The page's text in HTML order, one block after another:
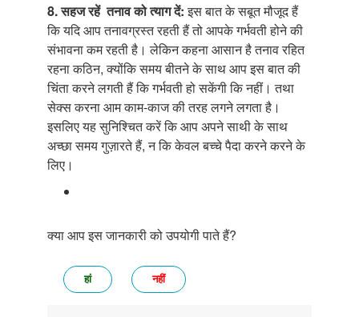
8. सहज रहें तनाव को त्याग दें:इस बात के सबूत मौजूद हैं
कि यदि आप तनावग्रस्त रहती हैं तो आपके गर्भवती होने की
संभावना कम रहती है। लेकिन कहना आसान है तनाव रहित
रहना कठिन, क्योंकि समय बीतने के साथ आप इस बात की
चिंता करने लगती हैं कि गर्भवती हो सकेंगी कि नहीं। तथा
सेक्स करना आम काम-काज की तरह लगने लगता है।
इसलिए यह सुनिश्चित करें कि आप अपने साथी के साथ
अच्छा समय गुज़ारते हैं, न कि केवल बच्चे पैदा करने करने के
लिए।
क्या आप इस जानकारी को उपयोगी पाते हैं?
हां नहीं